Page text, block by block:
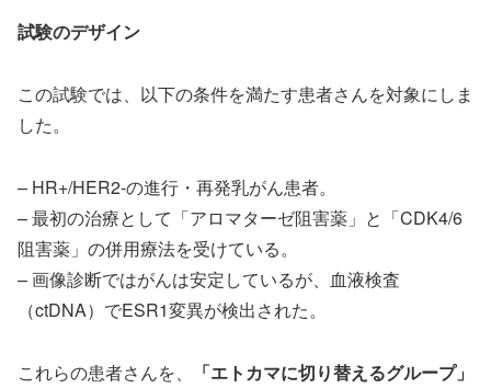
試験のデザイン
この試験では、以下の条件を満たす患者さんを対象にしま
した。
– HR+/HER2-の進行・再発乳がん患者。
– 最初の治療として「アロマターゼ阻害薬」と「CDK4/6
阻害薬」の併用療法を受けている。
– 画像診断ではがんは安定しているが、血液検査
（ctDNA）でESR1変異が検出された。
これらの患者さんを、
「エトカマに切り替えるグループ」